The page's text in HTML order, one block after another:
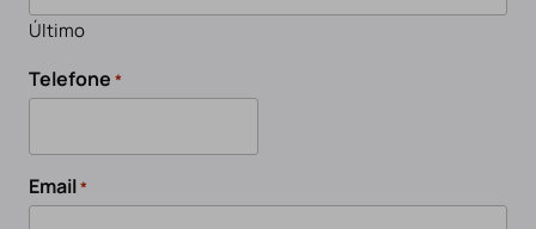
Último
Telefone *
Email*